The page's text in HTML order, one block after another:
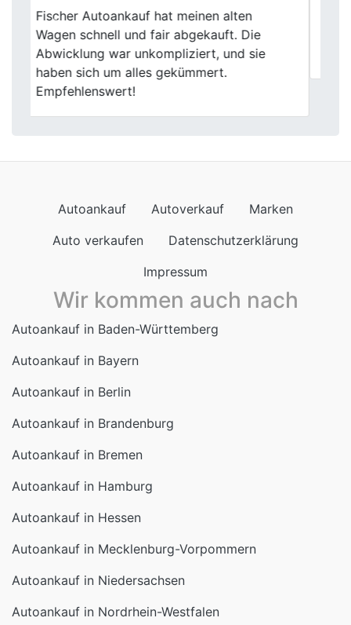
Autoankauf lief ruhig und ohne Druck.
Kilometerstand und Ausstattung wurden
sauber eingeordnet.
Previous
Auto verkaufen
Datenschutzerklärung
Impressum
Wir kommen auch nach
Autoankauf in Baden-Württemberg
Autoankauf in Bayern
Autoankauf in Berlin
Autoankauf in Brandenburg
Autoankauf in Bremen
Autoankauf in Hamburg
Autoankauf in Hessen
Autoankauf in Mecklenburg-Vorpommern
Autoankauf in Niedersachsen
Autoankauf in Nordrhein-Westfalen